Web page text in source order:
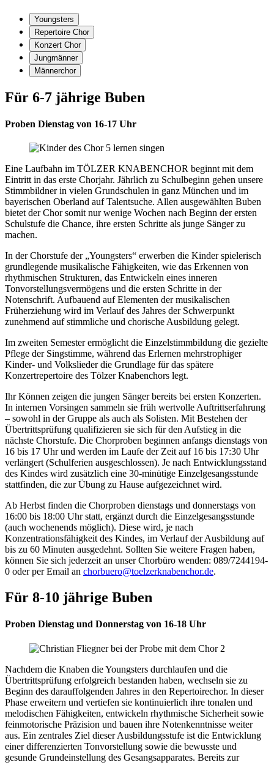
Youngsters
Repertoire Chor
Konzert Chor
Jungmänner
Männerchor
Für 6-7 jährige Buben
Proben Dienstag von 16-17 Uhr
Eine Laufbahn im TÖLZER KNABENCHOR beginnt mit dem
Eintritt in das erste Chorjahr. Jährlich zu Schulbeginn gehen unsere
Stimmbildner in vielen Grundschulen in ganz München und im
bayerischen Oberland auf Talentsuche. Allen ausgewählten Buben
bietet der Chor somit nur wenige Wochen nach Beginn der ersten
Schulstufe die Chance, ihre ersten Schritte als junge Sänger zu
machen.
In der Chorstufe der „Youngsters“ erwerben die Kinder spielerisch
grundlegende musikalische Fähigkeiten, wie das Erkennen von
rhythmischen Strukturen, das Entwickeln eines inneren
Tonvorstellungsvermögens und die ersten Schritte in der
Notenschrift. Aufbauend auf Elementen der musikalischen
Früherziehung wird im Verlauf des Jahres der Schwerpunkt
zunehmend auf stimmliche und chorische Ausbildung gelegt.
Im zweiten Semester ermöglicht die Einzelstimmbildung die gezielte
Pflege der Singstimme, während das Erlernen mehrstrophiger
Kinder- und Volkslieder die Grundlage für das spätere
Konzertrepertoire des Tölzer Knabenchors legt.
Ihr Können zeigen die jungen Sänger bereits bei ersten Konzerten.
In internen Vorsingen sammeln sie früh wertvolle Auftrittserfahrung
– sowohl in der Gruppe als auch als Solisten. Mit Bestehen der
Übertrittsprüfung qualifizieren sie sich für den Aufstieg in die
nächste Chorstufe. Die Chorproben beginnen anfangs dienstags von
16 bis 17 Uhr und werden im Laufe der Zeit auf 16 bis 17:30 Uhr
verlängert (Schulferien ausgeschlossen). Je nach Entwicklungsstand
des Kindes wird zusätzlich eine 30-minütige Einzelgesangsstunde
stattfinden, die zur Übung zu Hause aufgezeichnet wird.
Ab Herbst finden die Chorproben dienstags und donnerstags von
16:00 bis 18:00 Uhr statt, ergänzt durch die Einzelgesangsstunde
(auch wochenends möglich). Diese wird, je nach
Konzentrationsfähigkeit des Kindes, im Verlauf der Ausbildung auf
bis zu 60 Minuten ausgedehnt. Sollten Sie weitere Fragen haben,
können Sie sich jederzeit an unser Chorbüro wenden: 089/7244194-
0 oder per Email an chorbuero@toelzerknabenchor.de.
Für 8-10 jährige Buben
Proben Dienstag und Donnerstag von 16-18 Uhr
Nachdem die Knaben die Youngsters durchlaufen und die
Übertrittsprüfung erfolgreich bestanden haben, wechseln sie zu
Beginn des darauffolgenden Jahres in den Repertoirechor. In dieser
Phase erweitern und vertiefen sie kontinuierlich ihre tonalen und
melodischen Fähigkeiten, entwickeln rhythmische Sicherheit sowie
feinmotorische Präzision und bauen ihre Notenkenntnisse weiter
aus. Ein zentrales Ziel dieser Ausbildungsstufe ist die Entwicklung
einer differenzierten Tonvorstellung sowie die bewusste und
gesunde Grund­einstellung des Gesangsapparates. Bereits zur